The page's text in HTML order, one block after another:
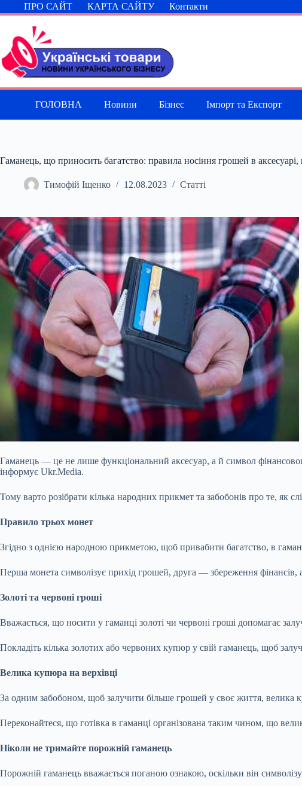
Перейти
до
ПРО САЙТ КАРТА САЙТУ Контакти
ГОЛОВНА Новини Бізнес Імпорт та Експорт
Гаманець, що приносить багатство: правила носіння грошей в
Тимофій Іщенко 12.08.2023 Статті
Гаманець — це не лише функціональний аксесуар, а й символ
інформує Ukr.Media.
Тому варто розібрати кілька народних прикмет та забобонів про те, як
Правило трьох монет
Згідно з однією народною прикметою, щоб привабити багатство, в
Перша монета символізує прихід грошей, друга — збереження
Золоті та червоні гроші
Вважається, що носити у гаманці золоті чи червоні гроші допомагає
Покладіть кілька золотих або червоних купюр у свій гаманець, щоб
Велика купюра на верхівці
За одним забобоном, щоб залучити більше грошей у своє життя, велика
Переконайтеся, що готівка в гаманці організована таким чином, що
Ніколи не тримайте порожній гаманець
Порожній гаманець вважається поганою ознакою, оскільки він